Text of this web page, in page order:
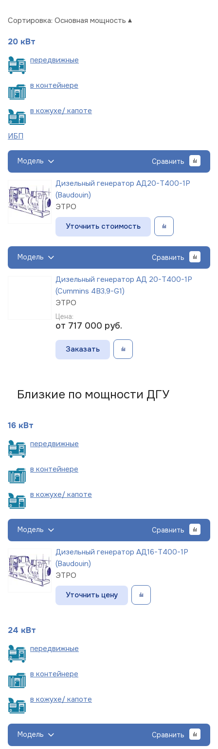
Сортировка: Основная мощность
20 кВт
передвижные
в контейнере
в кожухе/ капоте
ИБП
Модель Сравнить
Дизельный генератор АД20-Т400-1Р
(Baudouin)
ЭТРО
Уточнить стоимость
Модель Сравнить
Дизельный генератор АД 20-Т400-1Р
(Cummins 4B3,9-G1)
ЭТРО
Цена:
от 717 000 руб.
Заказать
Близкие по мощности ДГУ
16 кВт
передвижные
в контейнере
в кожухе/ капоте
Модель Сравнить
Дизельный генератор АД16-Т400-1Р
(Baudouin)
ЭТРО
Уточнить цену
24 кВт
передвижные
в контейнере
в кожухе/ капоте
Модель Сравнить